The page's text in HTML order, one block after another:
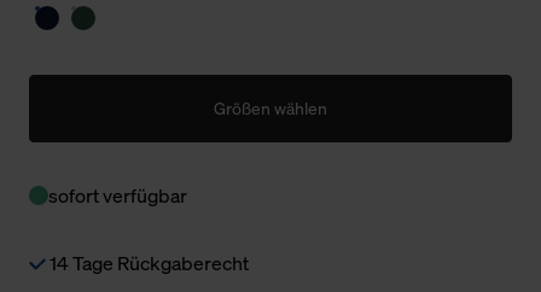
Größen wählen
sofort verfügbar
14 Tage Rückgaberecht